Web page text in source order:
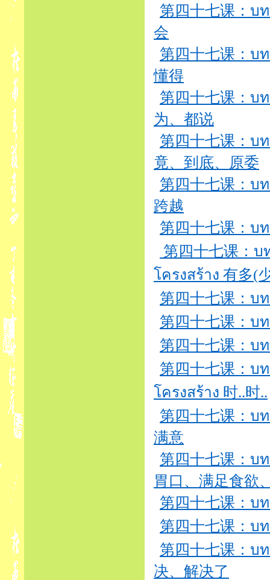
第四十七课：บ
会
第四十七课：บ
懂得
第四十七课：บ
为、都说
第四十七课：บ
竟、到底、原委
第四十七课：บ
跨越
第四十七课：บ
第四十七课：บ
โครงสร้าง 有多(
第四十七课：บ
第四十七课：บ
第四十七课：บ
第四十七课：บ
โครงสร้าง 时..时..
第四十七课：บ
满意
第四十七课：บ
胃口、满足食欲
第四十七课：บ
第四十七课：บ
第四十七课：บ
决、解决了